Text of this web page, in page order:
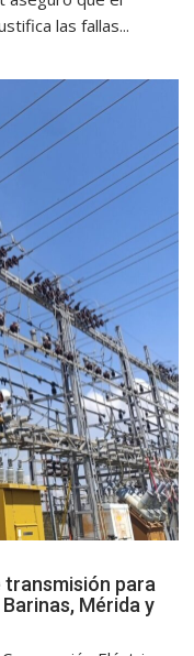
las fallas...
transmisión para
Mérida y